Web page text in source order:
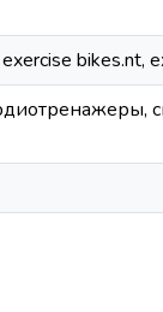
bikes.nt,